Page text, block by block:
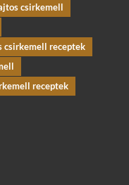
csirkemell
csirkemell receptek
receptek